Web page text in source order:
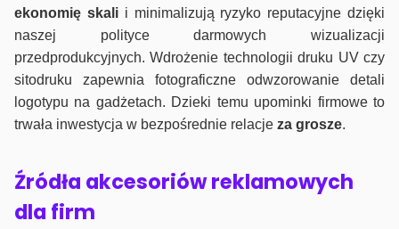
ekonomię skalii minimalizują ryzyko reputacyjne dzięki
naszej polityce darmowych wizualizacji
przedprodukcyjnych. Wdrożenie technologii druku UV czy
sitodruku zapewnia fotograficzne odwzorowanie detali
logotypu na gadżetach. Dzieki temu upominki firmowe to
trwała inwestycja w bezpośrednie relacje za grosze.
Źródła akcesoriów reklamowych
dla firm